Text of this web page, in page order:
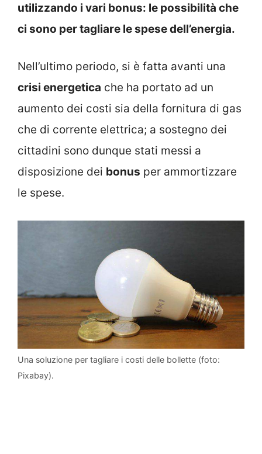
utilizzando i vari bonus: le possibilità che
ci sono per tagliare le spese dell’energia.
Nell’ultimo periodo, si è fatta avanti una
crisi energetica che ha portato ad un
aumento dei costi sia della fornitura di gas
che di corrente elettrica; a sostegno dei
cittadini sono dunque stati messi a
disposizione dei bonus per ammortizzare
le spese.
Una soluzione per tagliare i costi delle bollette (foto:
Pixabay).